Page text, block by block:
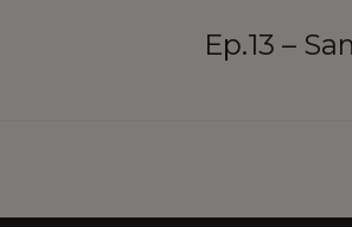
Ep.13 –